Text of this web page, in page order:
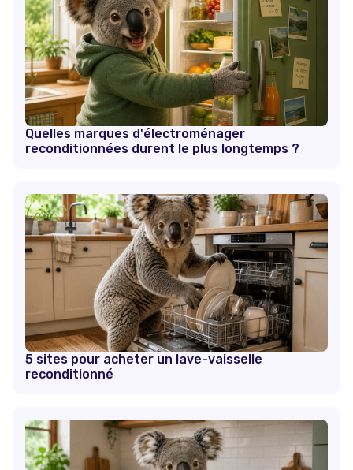
Quelles marques d'électroménager
reconditionnées durent le plus longtemps ?
5 sites pour acheter un lave-vaisselle
reconditionné